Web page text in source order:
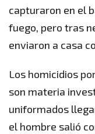
capturaron en el
fuego, pero tras
enviaron a casa
Los homicidios
son materia
uniformados
el hombre salió